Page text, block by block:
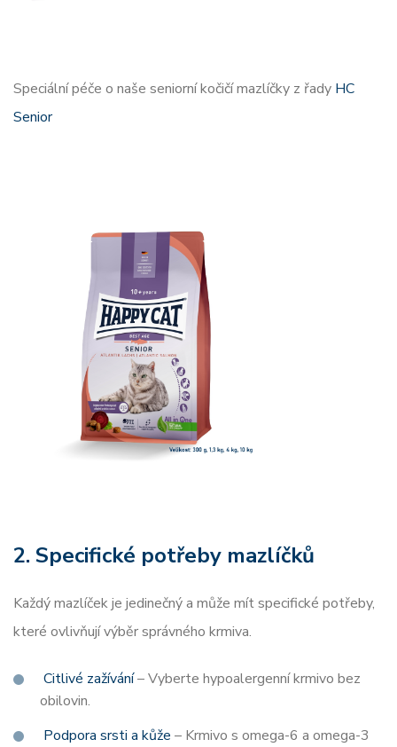
Speciální péče o naše seniorní kočičí mazlíčky z řady HC
Senior
2. Specifické potřeby mazlíčků
Každý mazlíček je jedinečný a může mít specifické potřeby,
které ovlivňují výběr správného krmiva.
Citlivé zažívání– Vyberte hypoalergenní krmivo bez
obilovin.
Podpora srsti a kůže – Krmivo s omega-6 a omega-3